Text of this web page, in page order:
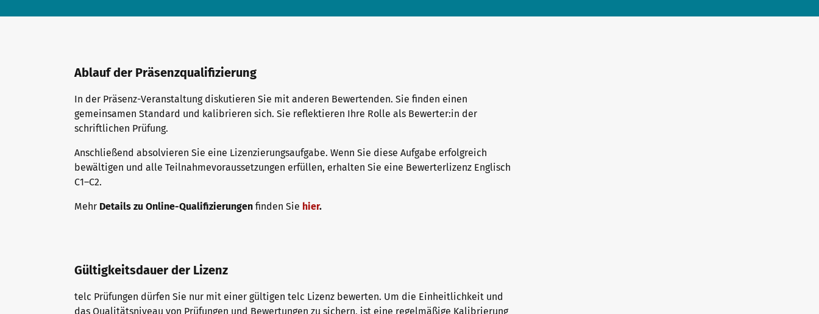
Ablauf der Präsenzqualifizierung
In der Präsenz-Veranstaltung diskutieren Sie mit anderen Bewertenden. Sie finden einen
gemeinsamen Standard und kalibrieren sich. Sie reflektieren Ihre Rolle als Bewerter:in der
schriftlichen Prüfung.
Anschließend absolvieren Sie eine Lizenzierungsaufgabe. Wenn Sie diese Aufgabe erfolgreich
bewältigen und alle Teilnahmevoraussetzungen erfüllen, erhalten Sie eine Bewerterlizenz Englisch
C1–C2.
Mehr Details zu Online-Qualifizierungen finden Sie hier.
Gültigkeitsdauer der Lizenz
telc Prüfungen dürfen Sie nur mit einer gültigen telc Lizenz bewerten. Um die Einheitlichkeit und
das Qualitätsniveau von Prüfungen und Bewertungen zu sichern, ist eine regelmäßige Kalibrierung